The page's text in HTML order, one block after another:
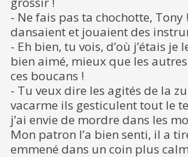
- Ne fais pas ta chochotte, Tony
dansaient et jouaient des
- Eh bien, tu vois, d’où j’étais je
bien aimé, mieux que les
ces boucans !
- Tu veux dire les agités de la
vacarme ils gesticulent tout le
j’ai envie de mordre dans les
Mon patron l’a bien senti, il a
emmené dans un coin plus